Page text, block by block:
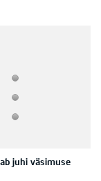
juhi väsimuse